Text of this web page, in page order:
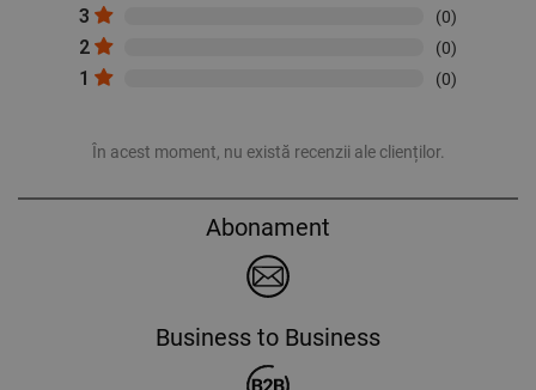
3 (0)
2 (0)
1 (0)
În acest moment, nu există recenzii ale clienților.
Abonament
Business to Business